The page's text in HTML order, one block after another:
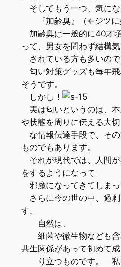
そしてもう一つ、気に
『加齢臭』（←ジツに
加齢臭は一般的に40才
って、男女を問わず結構気
されている方も多いので
匂い対策グッズも毎年
そうです。
しかし！
実は匂いというのは、
や状態を周りに伝える大切
な情報伝達手段で、そ
ものでもあります。
それが現代では、人間
をするようになって
邪魔になってきてしまっ
さらに今の世の中、過
す。
自然は、
細菌や微生物なども含
共生関係があって初めて成
り立つものです。 私